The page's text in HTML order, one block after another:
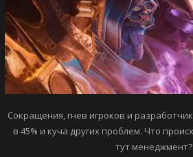
Сокращения, гнев игроков и
в 45% и куча других проблем. Что
тут менеджмент?